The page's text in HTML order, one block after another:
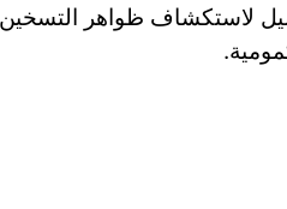
لاستكشاف ظواهر